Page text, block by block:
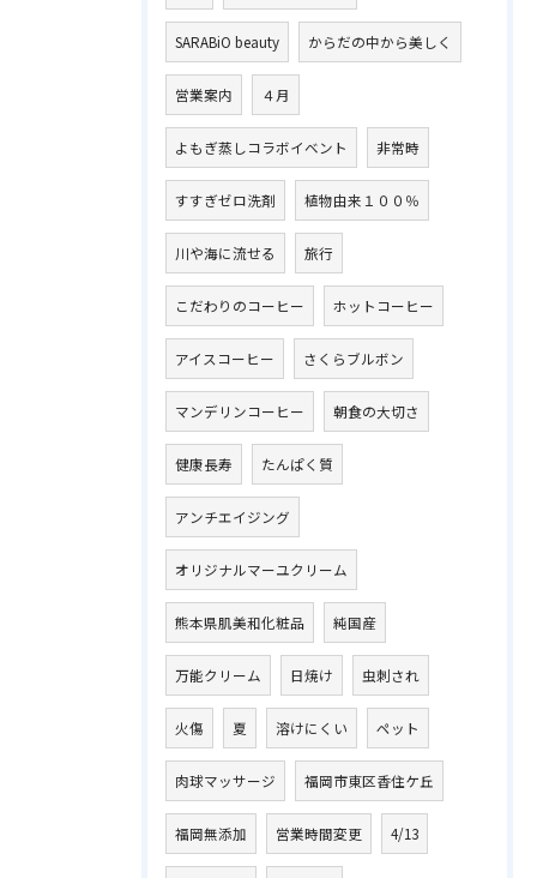
SARABiO beauty からだの中から美しく
営業案内 ４月
よもぎ蒸しコラボイベント 非常時
すすぎゼロ洗剤 植物由来１００％
川や海に流せる 旅行
こだわりのコーヒー ホットコーヒー
アイスコーヒー さくらブルボン
マンデリンコーヒー 朝食の大切さ
健康長寿 たんぱく質
アンチエイジング
オリジナルマーユクリーム
熊本県肌美和化粧品 純国産
万能クリーム 日焼け 虫刺され
火傷 夏 溶けにくい ペット
肉球マッサージ 福岡市東区香住ケ丘
福岡無添加 営業時間変更 4/13